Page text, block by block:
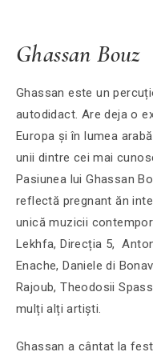
Ghassan Bouz
Ghassan este un
autodidact. Are deja o
Europa și în lumea
unii dintre cei mai
Pasiunea lui Ghassan
reflectă pregnant ăn
unică muzicii
Lekhfa, Direcția 5,
Enache, Daniele di
Rajoub, Theodosii
mulți alți artiști.
Ghassan a cântat la